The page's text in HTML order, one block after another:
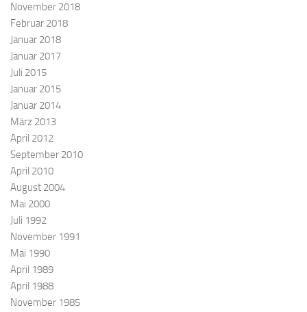
November 2018
Februar 2018
Januar 2018
Januar 2017
Juli 2015
Januar 2015
Januar 2014
März 2013
April 2012
September 2010
April 2010
August 2004
Mai 2000
Juli 1992
November 1991
Mai 1990
April 1989
April 1988
November 1985